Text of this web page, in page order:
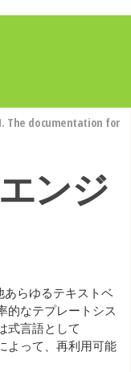
The documentation for
ンジ
らゆるテキストベ
的なテプレートシス
式言語として
よって、再利用可能